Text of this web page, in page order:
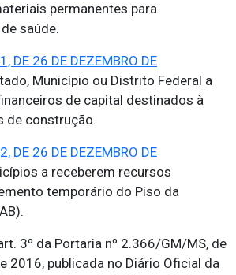
permanentes para
saúde.
DE 26 DE DEZEMBRO DE
Município ou Distrito Federal a
de capital destinados à
de construção.
DE 26 DE DEZEMBRO DE
a receberem recursos
temporário do Piso da
3º da Portaria nº 2.366/GM/MS, de
2016, publicada no Diário Oficial da